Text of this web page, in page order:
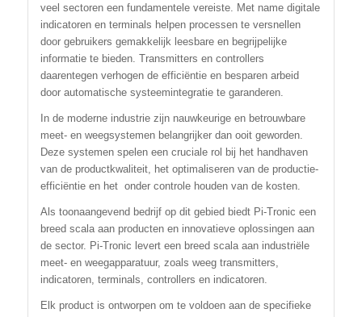
veel sectoren een fundamentele vereiste. Met name digitale
indicatoren en terminals helpen processen te versnellen
door gebruikers gemakkelijk leesbare en begrijpelijke
informatie te bieden. Transmitters en controllers
daarentegen verhogen de efficiëntie en besparen arbeid
door automatische systeemintegratie te garanderen.
In de moderne industrie zijn nauwkeurige en betrouwbare
meet- en weegsystemen belangrijker dan ooit geworden.
Deze systemen spelen een cruciale rol bij het handhaven
van de productkwaliteit, het optimaliseren van de productie-
efficiëntie en het onder controle houden van de kosten.
Als toonaangevend bedrijf op dit gebied biedt Pi-Tronic een
breed scala aan producten en innovatieve oplossingen aan
de sector. Pi-Tronic levert een breed scala aan industriële
meet- en weegapparatuur, zoals weeg transmitters,
indicatoren, terminals, controllers en indicatoren.
Elk product is ontworpen om te voldoen aan de specifieke